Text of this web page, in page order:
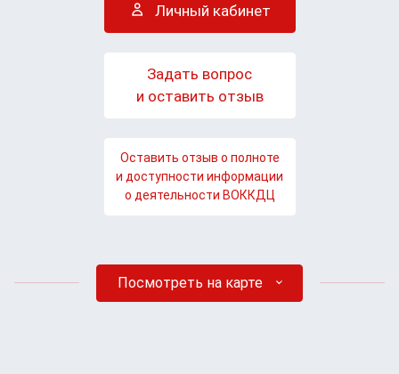
Личный кабинет
Задать вопрос
и оставить отзыв
Оставить отзыв о полноте
и доступности информации
о деятельности ВОККДЦ
Посмотреть на карте